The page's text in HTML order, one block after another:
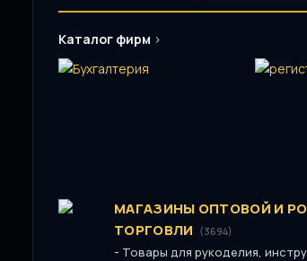
Каталог фирм >
МАГАЗИНЫ ОПТОВОЙ И
ТОРГОВЛИ (3694)
- Товары для рукоделия,